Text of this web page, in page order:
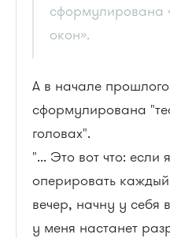
сформулирована
окон».
А в начале
сформулирована
головах".
"... Это вот что: если
оперировать каждый
вечер, начну у себя
у меня настанет